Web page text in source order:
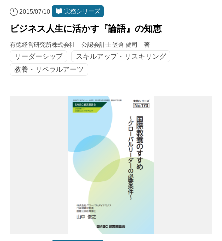
2015/07/10 実務シリーズ
ビジネス人生に活かす『論語』の知恵
有徳経営研究所株式会社 公認会計士 笠倉 健司 著
リーダーシップ
スキルアップ・リスキリング
教養・リベラルアーツ